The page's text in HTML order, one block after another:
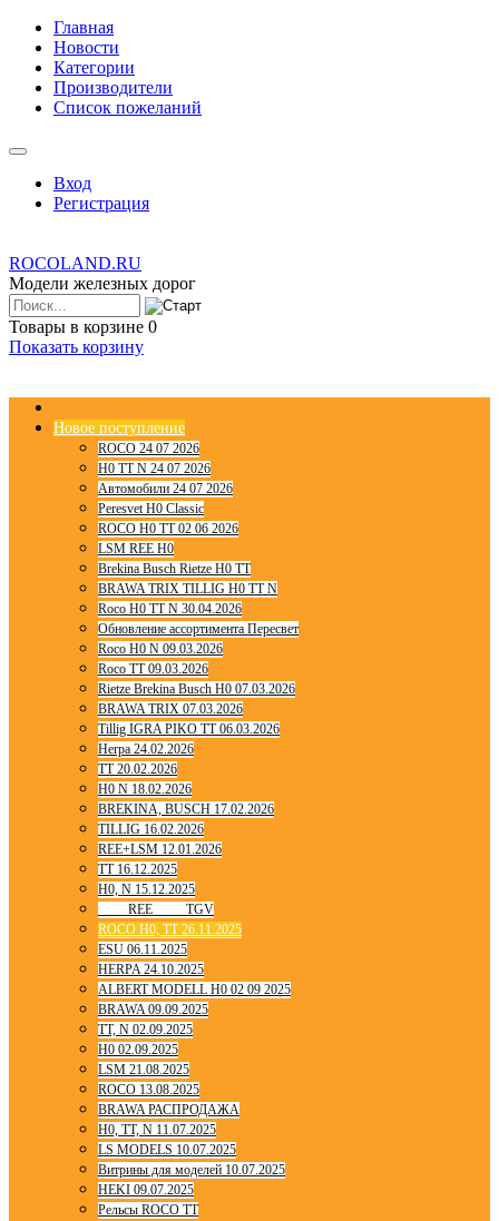
Главная
Новости
Категории
Производители
Список пожеланий
Вход
Регистрация
ROCOLAND.RU
Модели железных дорог
Товары в корзине 0
Показать корзину
Новое поступление
ROCO 24 07 2026
H0 TT N 24 07 2026
Автомобили 24 07 2026
Peresvet H0 Classic
ROCO H0 TT 02 06 2026
LSM REE H0
Brekina Busch Rietze H0 TT
BRAWA TRIX TILLIG H0 TT N
Roco H0 TT N 30.04.2026
Обновление ассортимента Пересвет
Roco H0 N 09.03.2026
Roco TT 09.03.2026
Rietze Brekina Busch H0 07.03.2026
BRAWA TRIX 07.03.2026
Tillig IGRA PIKO TT 06.03.2026
Herpa 24.02.2026
TT 20.02.2026
H0 N 18.02.2026
BREKINA, BUSCH 17.02.2026
TILLIG 16.02.2026
REE+LSM 12.01.2026
TT 16.12.2025
H0, N 15.12.2025
____ REE ____ TGV
ROCO H0, TT 26.11.2025
ESU 06.11.2025
HERPA 24.10.2025
ALBERT MODELL H0 02 09 2025
BRAWA 09.09.2025
TT, N 02.09.2025
H0 02.09.2025
LSM 21.08.2025
ROCO 13.08.2025
BRAWA РАСПРОДАЖА
H0, TT, N 11.07.2025
LS MODELS 10.07.2025
Витрины для моделей 10.07.2025
HEKI 09.07.2025
Рельсы ROCO TT